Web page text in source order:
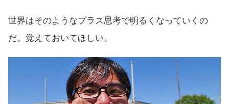
世界はそのようなプラス思考で明るくなっていくの
だ。覚えておいてほしい。